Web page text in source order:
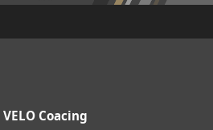
技ガイド
VELO Coacing